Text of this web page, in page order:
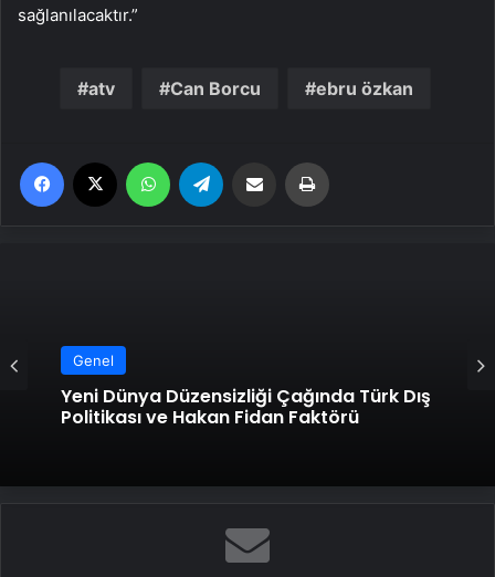
sağlanılacaktır.”
atv Can Borcu ebru özkan
Facebook WhatsApp Email'den paylaş
Genel
Yeni Dünya Düzensizliği Çağında Türk Dış
Politikası ve Hakan Fidan Faktörü